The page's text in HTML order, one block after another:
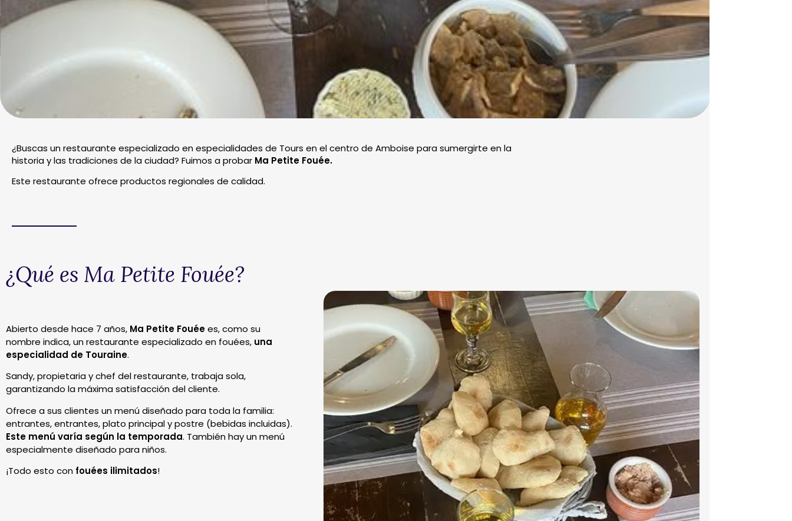
¿Buscas un restaurante especializado en especialidades de Tours en el centro de Amboise para sumergirte en la
historia y las tradiciones de la ciudad? Fuimos a probar Ma Petite Fouée.
Este restaurante ofrece productos regionales de calidad.
¿Qué es Ma Petite Fouée?
Abierto desde hace 7 años, Ma Petite Fouéees, como su
nombre indica, un restaurante especializado en fouées, una
especialidad de Touraine.
Sandy, propietaria y chef del restaurante, trabaja sola,
garantizando la máxima satisfacción del cliente.
Ofrece a sus clientes un menú diseñado para toda la familia:
entrantes, entrantes, plato principal y postre (bebidas incluidas).
Este menú varía según la temporada. También hay un menú
especialmente diseñado para niños.
¡Todo esto con fouées ilimitados!